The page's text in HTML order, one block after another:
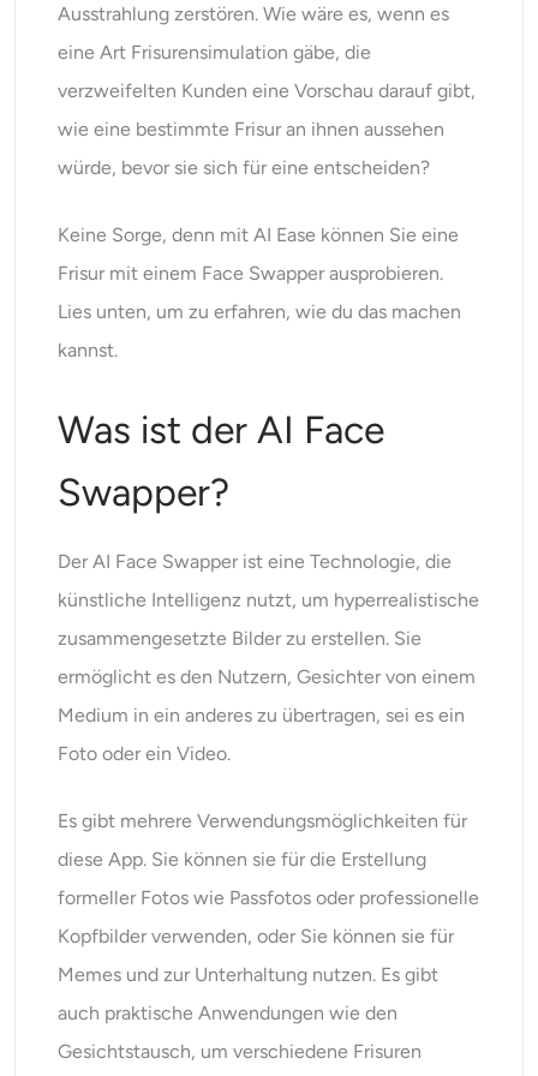
KI-Headshot-Generator
Passfoto-Ersteller
Video-Verstärker
Video-Wasserzeichen-Entferner
Ausstrahlung zerstören. Wie wäre es, wenn es
eine Art Frisurensimulation gäbe, die
verzweifelten Kunden eine Vorschau darauf gibt,
wie eine bestimmte Frisur an ihnen aussehen
würde, bevor sie sich für eine entscheiden?
Keine Sorge, denn mit AI Ease können Sie eine
Frisur mit einem Face Swapper ausprobieren.
Lies unten, um zu erfahren, wie du das machen
kannst.
Was ist der AI Face
Swapper?
Der AI Face Swapper ist eine Technologie, die
künstliche Intelligenz nutzt, um hyperrealistische
zusammengesetzte Bilder zu erstellen. Sie
ermöglicht es den Nutzern, Gesichter von einem
Medium in ein anderes zu übertragen, sei es ein
Foto oder ein Video.
Es gibt mehrere Verwendungsmöglichkeiten für
diese App. Sie können sie für die Erstellung
formeller Fotos wie Passfotos oder professionelle
Kopfbilder verwenden, oder Sie können sie für
Memes und zur Unterhaltung nutzen. Es gibt
auch praktische Anwendungen wie den
Gesichtstausch, um verschiedene Frisuren